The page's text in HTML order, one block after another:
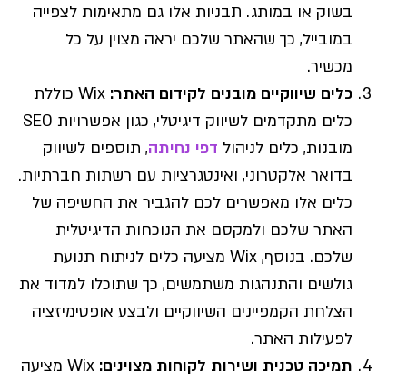
בשוק או במותג. תבניות אלו גם מתאימות לצפייה
במובייל, כך שהאתר שלכם יראה מצוין על כל
מכשיר.
כלים שיווקיים מובנים לקידום האתר:
Wix כוללת
כלים מתקדמים לשיווק דיגיטלי, כגון אפשרויות SEO
מובנות, כלים לניהול דפי נחיתה, תוספים לשיווק
בדואר אלקטרוני, ואינטגרציות עם רשתות חברתיות.
כלים אלו מאפשרים לכם להגביר את החשיפה של
האתר שלכם ולמקסם את הנוכחות הדיגיטלית
שלכם. בנוסף, Wix מציעה כלים לניתוח תנועת
גולשים והתנהגות משתמשים, כך שתוכלו למדוד את
הצלחת הקמפיינים השיווקיים ולבצע אופטימיזציה
לפעילות האתר.
תמיכה טכנית ושירות לקוחות מצוינים:
Wix מציעה